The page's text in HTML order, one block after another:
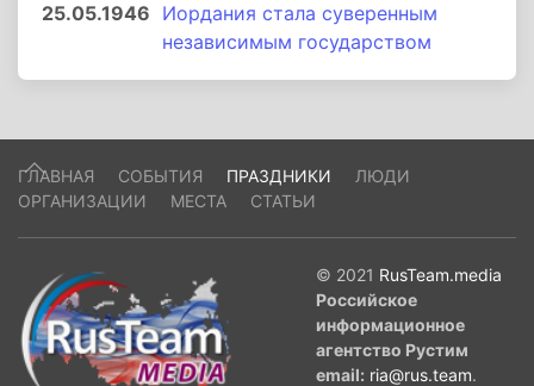
25.05.1946 Иордания стала суверенным
независимым государством
ГЛАВНАЯ СОБЫТИЯ ПРАЗДНИКИ
ЛЮДИ
ОРГАНИЗАЦИИ
МЕСТА СТАТЬИ
© 2021 RusTeam.media
Российское
информационное
агентство Рустим
email: ria@rus.team.